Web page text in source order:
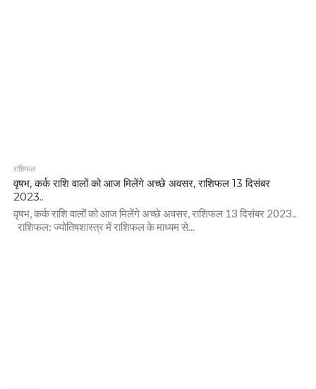
राशिफल
वृषभ, कर्क राशि वालों को आज मिलेंगे अच्छे अवसर, राशिफल 13 दिसंबर
2023..
वृषभ, कर्क राशि वालों को आज मिलेंगे अच्छे अवसर, राशिफल 13 दिसंबर 2023..
राशिफल: ज्योतिषशास्त्र में राशिफल के माध्यम से...